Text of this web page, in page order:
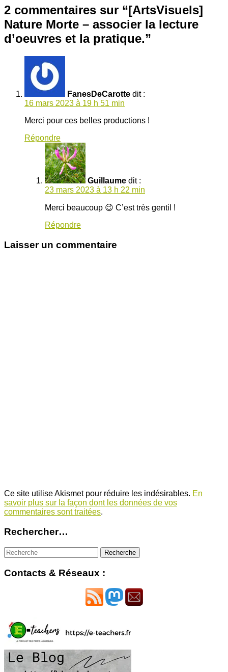
2 commentaires sur “[ArtsVisuels]
Nature Morte – associer la lecture
d’oeuvres et la pratique.”
FanesDeCarotte dit :
16 mars 2023 à 19 h 51 min
Merci pour ces belles productions !
Répondre
Guillaume dit :
23 mars 2023 à 13 h 22 min
Merci beaucoup 😉 C’est très gentil !
Répondre
Laisser un commentaire
Ce site utilise Akismet pour réduire les indésirables. En
savoir plus sur la façon dont les données de vos
commentaires sont traitées.
Rechercher…
Contacts & Réseaux :